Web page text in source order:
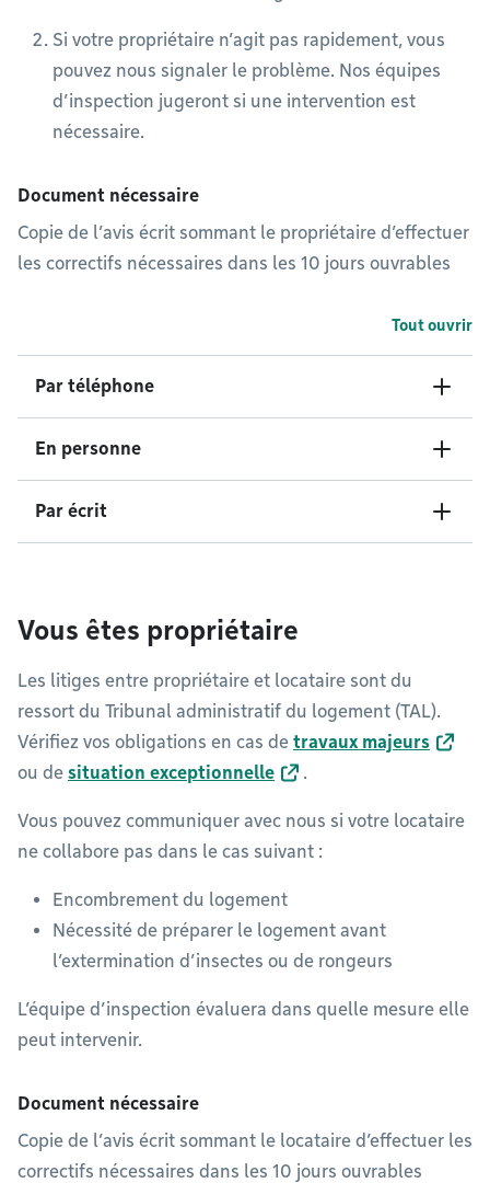
Si votre propriétaire n’agit pas rapidement, vous
pouvez nous signaler le problème. Nos équipes
d’inspection jugeront si une intervention est
nécessaire.
Document nécessaire
Copie de l’avis écrit sommant le propriétaire d’effectuer
les correctifs nécessaires dans les 10 jours ouvrables
Tout ouvrir
Par téléphone
En personne
Par écrit
Vous êtes propriétaire
Les litiges entre propriétaire et locataire sont du
ressort du Tribunal administratif du logement (TAL).
Vérifiez vos obligations en cas de travaux majeurs
ou de situation exceptionnelle .
Vous pouvez communiquer avec nous si votre locataire
ne collabore pas dans le cas suivant :
Encombrement du logement
Nécessité de préparer le logement avant
l’extermination d’insectes ou de rongeurs
L’équipe d’inspection évaluera dans quelle mesure elle
peut intervenir.
Document nécessaire
Copie de l’avis écrit sommant le locataire d’effectuer les
correctifs nécessaires dans les 10 jours ouvrables